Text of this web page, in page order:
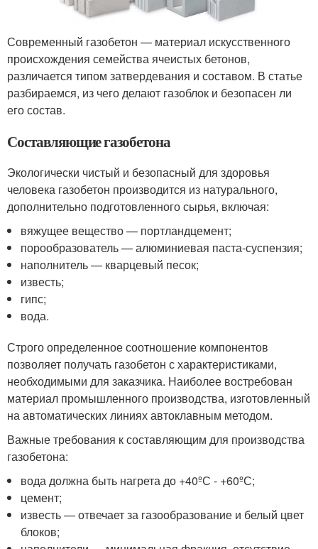
Современный газобетон — материал искусственного
происхождения семейства ячеистых бетонов,
различается типом затвердевания и составом. В статье
разбираемся, из чего делают газоблок и безопасен ли
его состав.
Составляющие газобетона
Экологически чистый и безопасный для здоровья
человека газобетон производится из натурального,
дополнительно подготовленного сырья, включая:
вяжущее вещество — портландцемент;
порообразователь — алюминиевая паста-суспензия;
наполнитель — кварцевый песок;
известь;
гипс;
вода.
Строго определенное соотношение компонентов
позволяет получать газобетон с характеристиками,
необходимыми для заказчика. Наиболее востребован
материал промышленного производства, изготовленный
на автоматических линиях автоклавным методом.
Важные требования к составляющим для производства
газобетона:
вода должна быть нагрета до +40ºС - +60ºС;
цемент;
известь — отвечает за газообразование и белый цвет
блоков;